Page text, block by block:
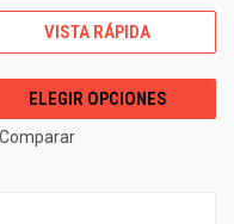
VISTA RÁPIDA
ELEGIR OPCIONES
Comparar